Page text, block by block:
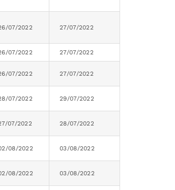
07/2022 27/07/2022
07/2022 27/07/2022
07/2022 27/07/2022
07/2022 29/07/2022
07/2022 28/07/2022
08/2022 03/08/2022
08/2022 03/08/2022